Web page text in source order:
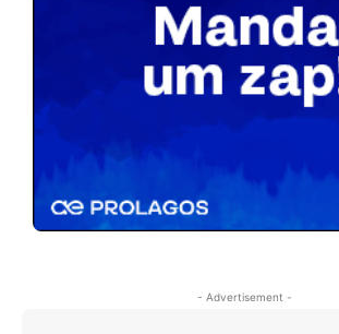
- Advertisement -